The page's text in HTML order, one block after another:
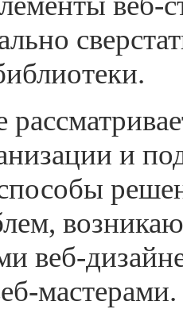
и
веб-
мастерами.